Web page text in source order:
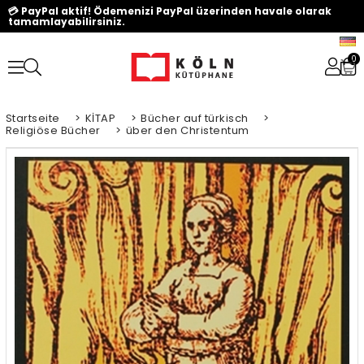
💳 PayPal aktif! Ödemenizi PayPal üzerinden havale olarak
tamamlayabilirsiniz.
0
Startseite > KİTAP > Bücher auf türkisch >
Religiöse Bücher > über den Christentum